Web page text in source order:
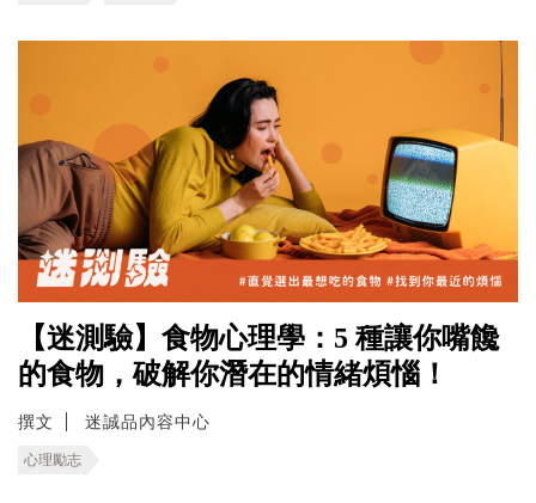
【迷測驗】食物心理學：5 種讓你嘴饞
的食物，破解你潛在的情緒煩惱！
撰文 迷誠品內容中心
心理勵志